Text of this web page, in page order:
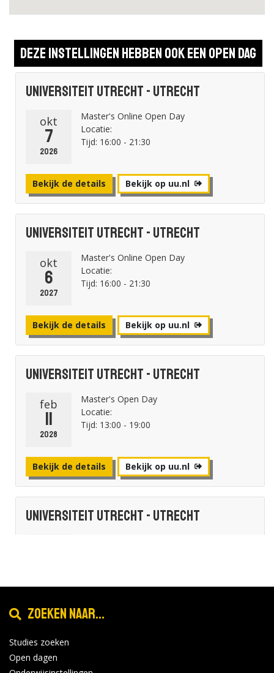
Deze instellingen hebben ook een open dag
Universiteit Utrecht - Utrecht
okt
7
2026
Master's Online Open Day
Locatie:
Tijd: 16:00 - 21:30
Bekijk de details Bekijk op uu.nl
Universiteit Utrecht - Utrecht
okt
6
2027
Master's Online Open Day
Locatie:
Tijd: 16:00 - 21:30
Bekijk de details Bekijk op uu.nl
Universiteit Utrecht - Utrecht
feb
11
2028
Master's Open Day
Locatie:
Tijd: 13:00 - 19:00
Bekijk de details Bekijk op uu.nl
Universiteit Utrecht - Utrecht
Bekijk de details
Universiteit Utrecht - Utrecht
Zoeken naar...
Studies zoeken
Open dagen